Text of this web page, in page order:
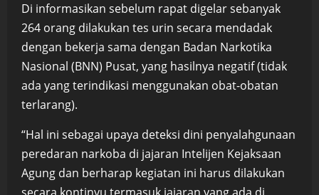
Di informasikan sebelum rapat digelar sebanyak
264 orang dilakukan tes urin secara mendadak
dengan bekerja sama dengan Badan Narkotika
Nasional (BNN) Pusat, yang hasilnya negatif (tidak
ada yang terindikasi menggunakan obat-obatan
terlarang).
“Hal ini sebagai upaya deteksi dini penyalahgunaan
peredaran narkoba di jajaran Intelijen Kejaksaan
Agung dan berharap kegiatan ini harus dilakukan